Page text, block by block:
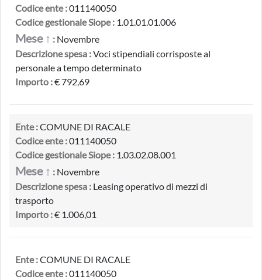
Codice ente :011140050
Codice gestionale Siope : 1.01.01.01.006
Mese ↑ : Novembre
Descrizione spesa :Voci stipendiali corrisposte al
personale a tempo determinato
Importo :€ 792,69
Ente :COMUNE DI RACALE
Codice ente :011140050
Codice gestionale Siope : 1.03.02.08.001
Mese ↑ : Novembre
Descrizione spesa : Leasing operativo di mezzi di
trasporto
Importo :€ 1.006,01
Ente :COMUNE DI RACALE
Codice ente :011140050